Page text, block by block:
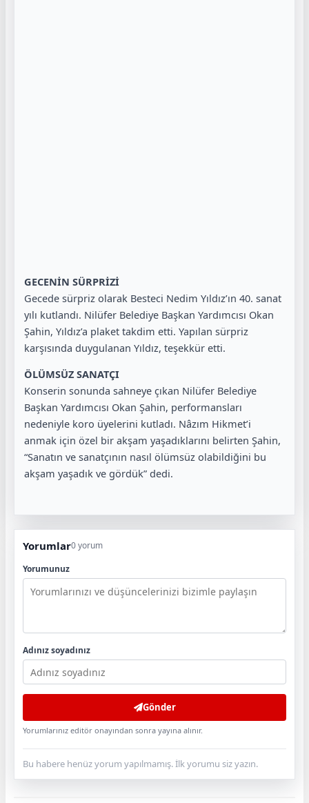
GECENİN SÜRPRİZİ
Gecede sürpriz olarak Besteci Nedim Yıldız’ın 40. sanat
yılı kutlandı. Nilüfer Belediye Başkan Yardımcısı Okan
Şahin, Yıldız’a plaket takdim etti. Yapılan sürpriz
karşısında duygulanan Yıldız, teşekkür etti.
ÖLÜMSÜZ SANATÇI
Konserin sonunda sahneye çıkan Nilüfer Belediye
Başkan Yardımcısı Okan Şahin, performansları
nedeniyle koro üyelerini kutladı. Nâzım Hikmet’i
anmak için özel bir akşam yaşadıklarını belirten Şahin,
“Sanatın ve sanatçının nasıl ölümsüz olabildiğini bu
akşam yaşadık ve gördük” dedi.
Yorumlar0 yorum
Yorumunuz
Adınız soyadınız
Gönder
Yorumlarınız editör onayından sonra yayına alınır.
Bu habere henüz yorum yapılmamış. İlk yorumu siz yazın.